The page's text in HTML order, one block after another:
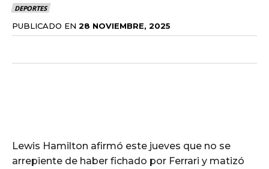
DEPORTES
PUBLICADO EN 28 NOVIEMBRE, 2025
Lewis Hamilton afirmó este jueves que no se
arrepiente de haber fichado por Ferrari y matizó